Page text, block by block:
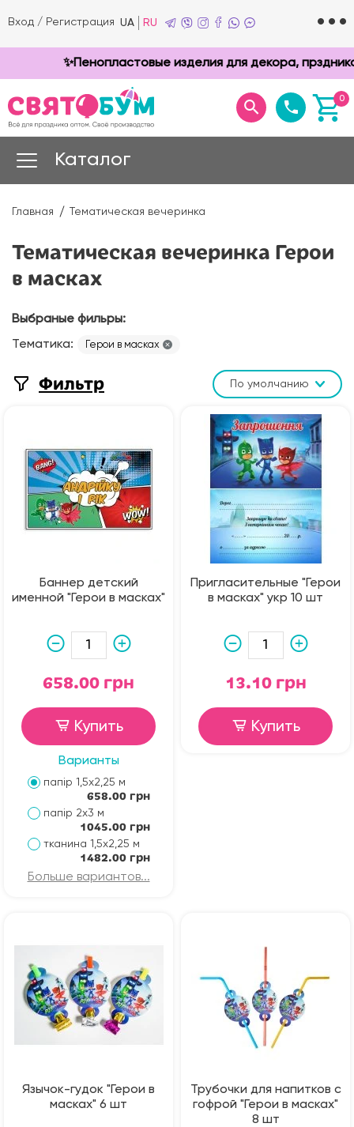
Вход / Регистрация UA RU
✨Пенопластовые изделия для декора,
0
Каталог
Главная Тематическая вечеринка
Тематическая вечеринка Герои
в масках
Выбраные фильры:
Тематика:
Герои в масках
Фильтр По умолчанию
Баннер детский
именной "Герои в масках"
658.00 грн
Купить
Варианты
папір 1,5х2,25 м
658.00 грн
папір 2х3 м
1045.00 грн
тканина 1,5х2,25 м
1482.00 грн
Больше вариантов...
Пригласительные "Герои
в масках" укр 10 шт
13.10 грн
Купить
Язычок-гудок "Герои в
масках" 6 шт
Трубочки для напитков с
гофрой "Герои в масках"
8 шт